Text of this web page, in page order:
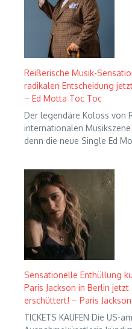
Reißerische Musik-
radikalen Entscheidung
– Ed Motta Toc Toc
Der legendäre Koloss von
internationalen
denn die neue Single Ed
Sensationelle Enthüllung
Paris Jackson in Berlin
erschüttert! – Paris
TICKETS KAUFEN Die US-